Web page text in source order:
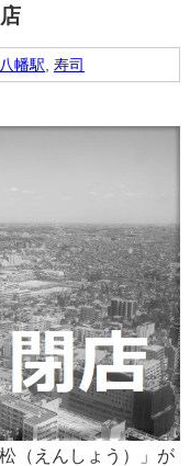
八幡駅 寿司
（えんしょう）」が